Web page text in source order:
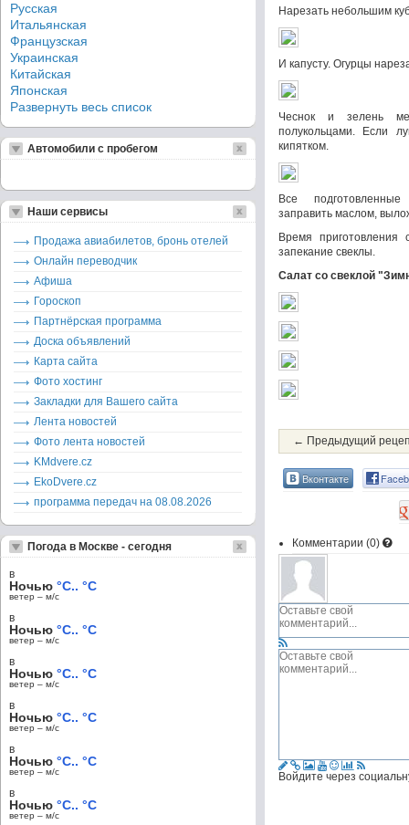
Нарезать небольшим
И капусту. Огурцы
Чеснок и зелень
полукольцами. Если
кипятком.
Все
заправить маслом,
Время приготовления
запекание свеклы.
Салат со свеклой
← Предыдущий
Вконтакте
Комментарии (0)
Войдите через
Русская
Итальянская
Французская
Украинская
Китайская
Японская
Развернуть весь список
Автомобили с пробегом
Наши сервисы
Продажа авиабилетов, бронь отелей
Онлайн переводчик
Афиша
Гороскоп
Партнёрская программа
Доска объявлений
Карта сайта
Фото хостинг
Закладки для Вашего сайта
Лента новостей
Фото лента новостей
KMdvere.cz
EkoDvere.cz
программа передач на 08.08.2026
Погода в Москве - сегодня
в
Ночью °C.. °C
ветер – м/c
в
Ночью °C.. °C
ветер – м/c
в
Ночью °C.. °C
ветер – м/c
в
Ночью °C.. °C
ветер – м/c
в
Ночью °C.. °C
ветер – м/c
в
Ночью °C.. °C
ветер – м/c